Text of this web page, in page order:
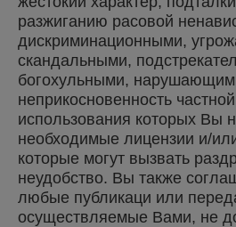
разжиганию расовой
дискриминационными,
скандальными,
богохульными,
неприкосновенность
использования которых Вы
необходимые лицензии и/
которые могут вызвать
неудобство. Вы также
любые публикаци или
осуществляемые Вами, не